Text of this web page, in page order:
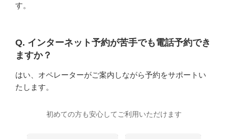
す。
Q. インターネット予約が苦手でも電話予約でき
ますか？
はい、オペレーターがご案内しながら予約をサポートい
たします。
初めての方も安心してご利用いただけます